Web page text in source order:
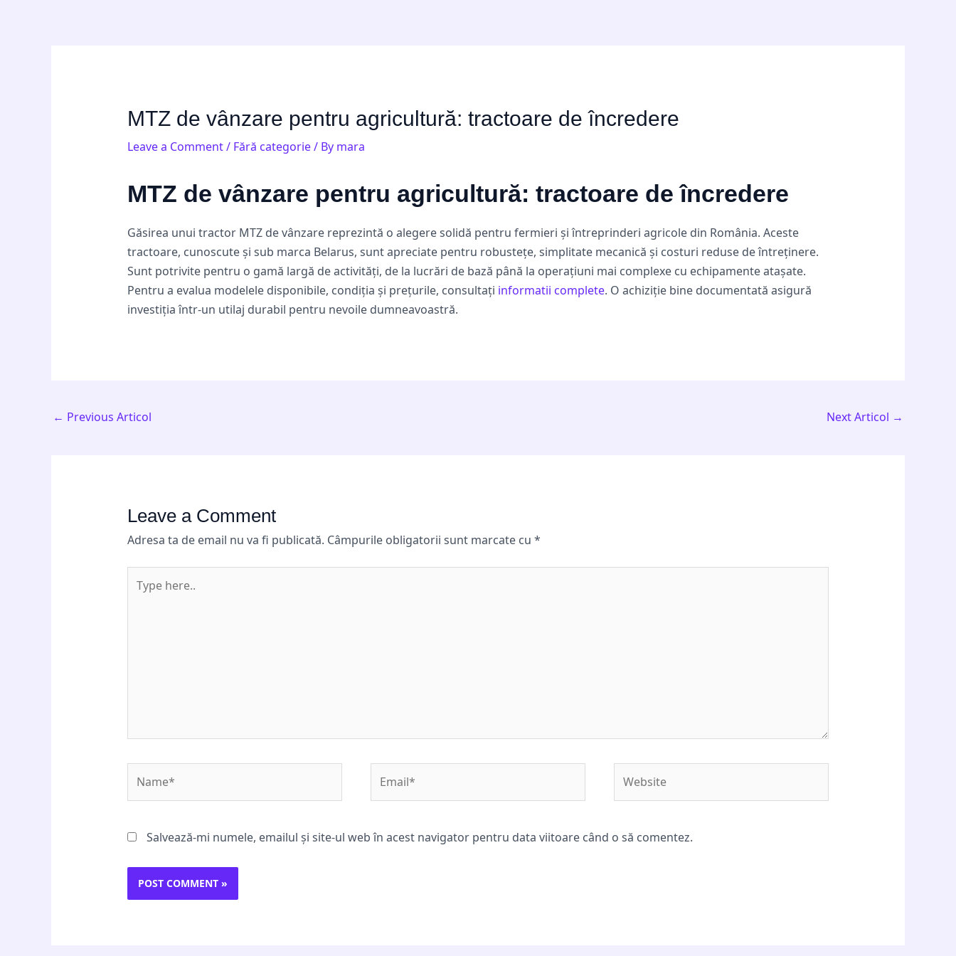
MTZ de vânzare pentru agricultură: tractoare de încredere
Leave a Comment/ Fără categorie/ By mara
MTZ de vânzare pentru agricultură: tractoare de încredere
Găsirea unui tractor MTZ de vânzare reprezintă o alegere solidă pentru fermieri și întreprinderi agricole din România. Aceste
tractoare, cunoscute și sub marca Belarus, sunt apreciate pentru robustețe, simplitate mecanică și costuri reduse de întreținere.
Sunt potrivite pentru o gamă largă de activități, de la lucrări de bază până la operațiuni mai complexe cu echipamente atașate.
Pentru a evalua modelele disponibile, condiția și prețurile, consultați informatii complete. O achiziție bine documentată asigură
investiția într-un utilaj durabil pentru nevoile dumneavoastră.
← Previous Articol Next Articol →
Leave a Comment
Adresa ta de email nu va fi publicată. Câmpurile obligatorii sunt marcate cu *
here..
Salvează-mi numele, emailul și site-ul web în acest navigator pentru data viitoare când o să comentez.